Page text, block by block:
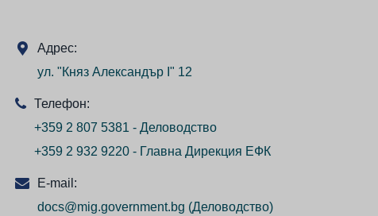
Адрес:
ул. "Княз Александър I" 12
Телефон:
+359 2 807 5381 - Деловодство
+359 2 932 9220 - Главна Дирекция ЕФК
E-mail:
docs@mig.government.bg (Деловодство)